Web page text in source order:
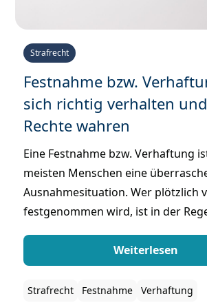
Strafrecht
Festnahme bzw.
sich richtig verhalten
Rechte wahren
Eine Festnahme bzw. Verhaftung
meisten Menschen eine
Ausnahmesituation. Wer plötzlich
festgenommen wird, ist in der
soll. Gerade in dieser Situation ist
entscheidend, die eigenen Rechte
besonnen zu handeln, um keine
Weiterlesen
Strafrecht Festnahme Verhaftung